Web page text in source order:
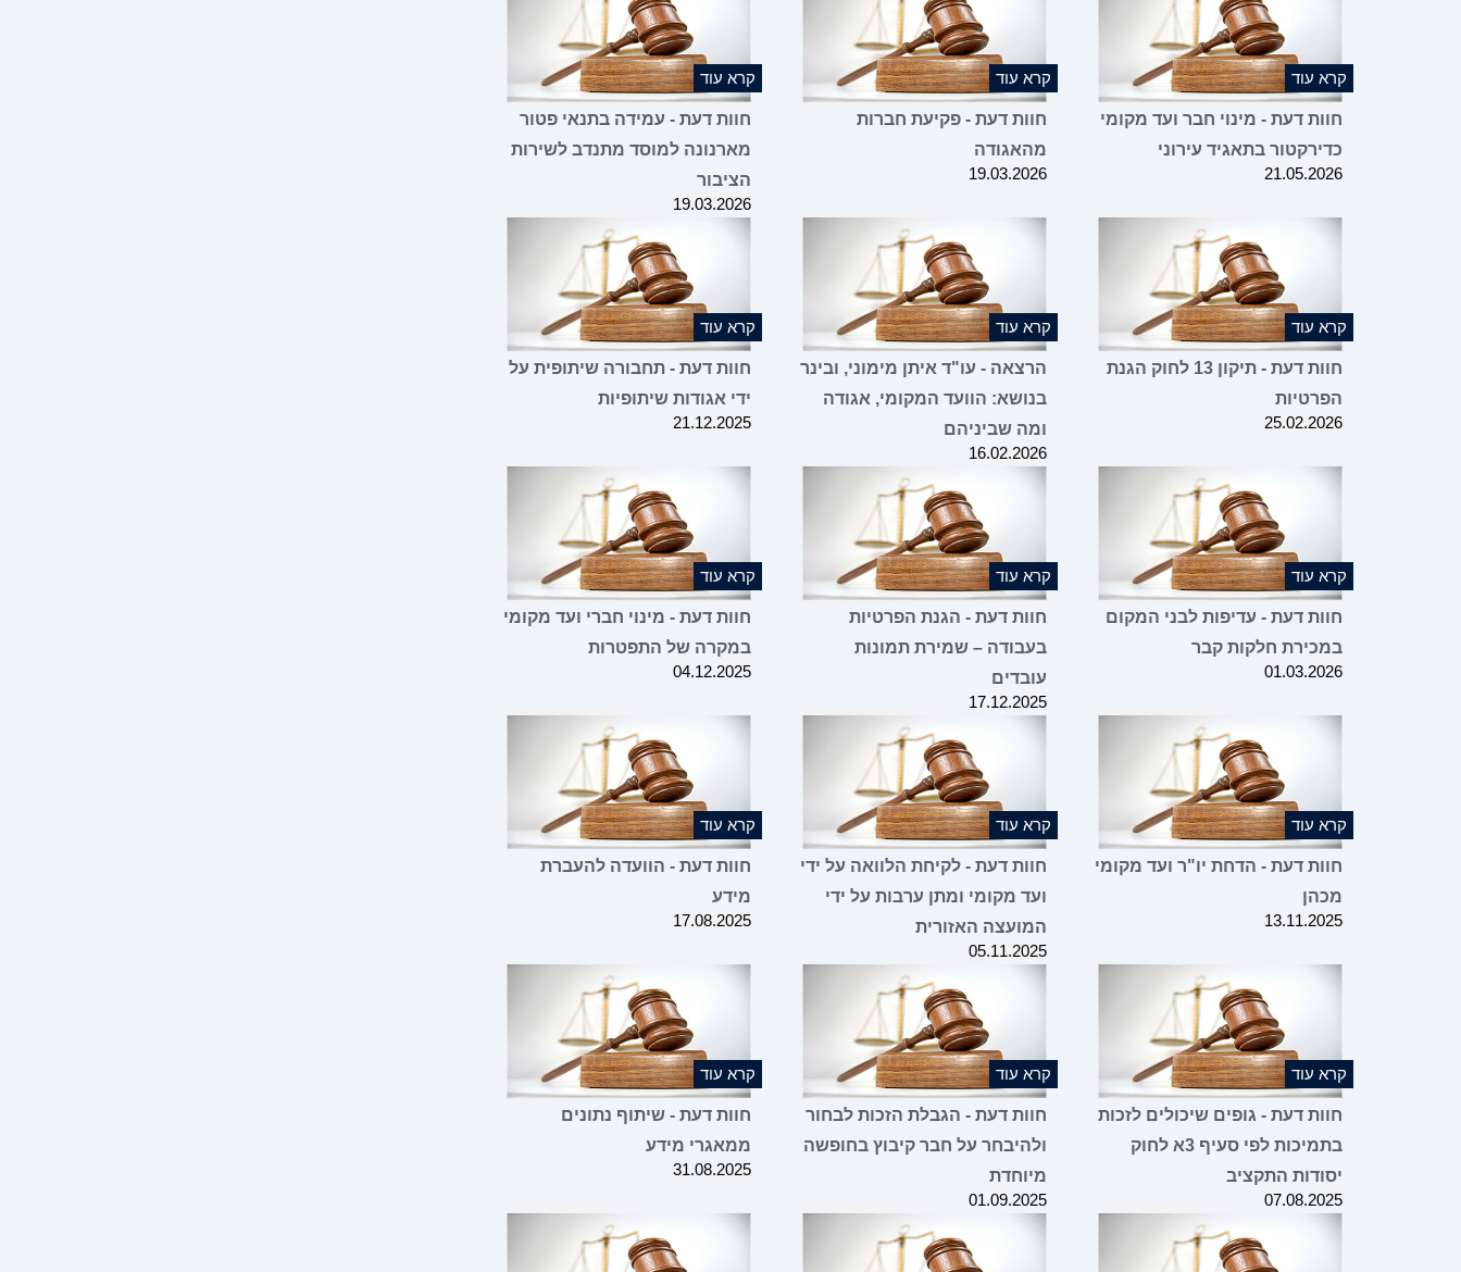
קרא עוד
חוות דעת - מינוי חבר ועד מקומי
כדירקטור בתאגיד עירוני
21.05.2026
קרא עוד
חוות דעת - פקיעת חברות
מהאגודה
19.03.2026
קרא עוד
חוות דעת - עמידה בתנאי פטור
מארנונה למוסד מתנדב לשירות
הציבור
19.03.2026
קרא עוד
חוות דעת - תיקון 13 לחוק הגנת
הפרטיות
25.02.2026
קרא עוד
הרצאה - עו"ד איתן מימוני, ובינר
בנושא: הוועד המקומי, אגודה
ומה שביניהם
16.02.2026
קרא עוד
חוות דעת - תחבורה שיתופית על
ידי אגודות שיתופיות
21.12.2025
קרא עוד
חוות דעת - עדיפות לבני המקום
במכירת חלקות קבר
01.03.2026
קרא עוד
חוות דעת - הגנת הפרטיות
בעבודה – שמירת תמונות
עובדים
17.12.2025
קרא עוד
חוות דעת - מינוי חברי ועד מקומי
במקרה של התפטרות
04.12.2025
קרא עוד
חוות דעת - הדחת יו"ר ועד מקומי
מכהן
13.11.2025
קרא עוד
חוות דעת - לקיחת הלוואה על ידי
ועד מקומי ומתן ערבות על ידי
המועצה האזורית
05.11.2025
קרא עוד
חוות דעת - הוועדה להעברת
מידע
17.08.2025
קרא עוד
חוות דעת - גופים שיכולים לזכות
בתמיכות לפי סעיף 3א לחוק
יסודות התקציב
07.08.2025
קרא עוד
חוות דעת - הגבלת הזכות לבחור
ולהיבחר על חבר קיבוץ בחופשה
מיוחדת
01.09.2025
קרא עוד
חוות דעת - שיתוף נתונים
ממאגרי מידע
31.08.2025